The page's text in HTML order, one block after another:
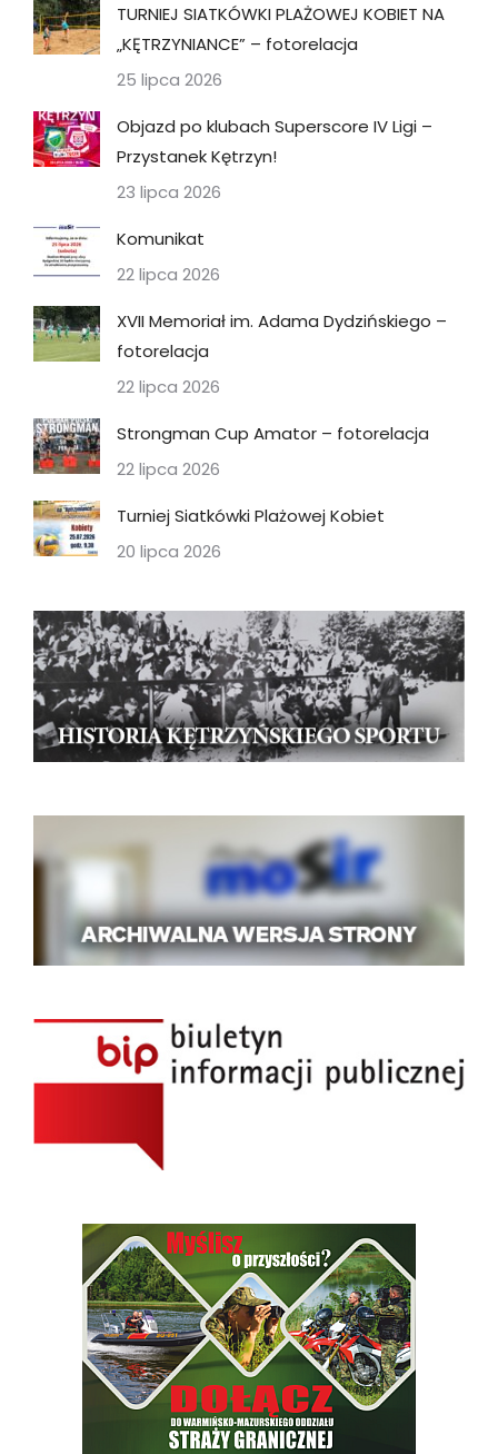
TURNIEJ SIATKÓWKI PLAŻOWEJ KOBIET NA
„KĘTRZYNIANCE” – fotorelacja
25 lipca 2026
Objazd po klubach Superscore IV Ligi –
Przystanek Kętrzyn!
23 lipca 2026
Komunikat
22 lipca 2026
XVII Memoriał im. Adama Dydzińskiego –
fotorelacja
22 lipca 2026
Strongman Cup Amator – fotorelacja
22 lipca 2026
Turniej Siatkówki Plażowej Kobiet
20 lipca 2026